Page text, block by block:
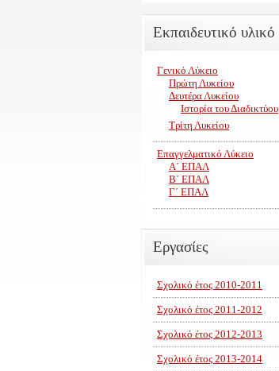
Εκπαιδευτικό υλικό
Γενικό Λύκειο
Πρώτη Λυκείου
Δευτέρα Λυκείου
Ιστορία του Διαδικτύου
Τρίτη Λυκείου
Επαγγελματικό Λύκειο
Α΄ ΕΠΑΛ
Β΄ ΕΠΑΛ
Γ΄ ΕΠΑΛ
Εργασίες
Σχολικό έτος 2010-2011
Σχολικό έτος 2011-2012
Σχολικό έτος 2012-2013
Σχολικό έτος 2013-2014